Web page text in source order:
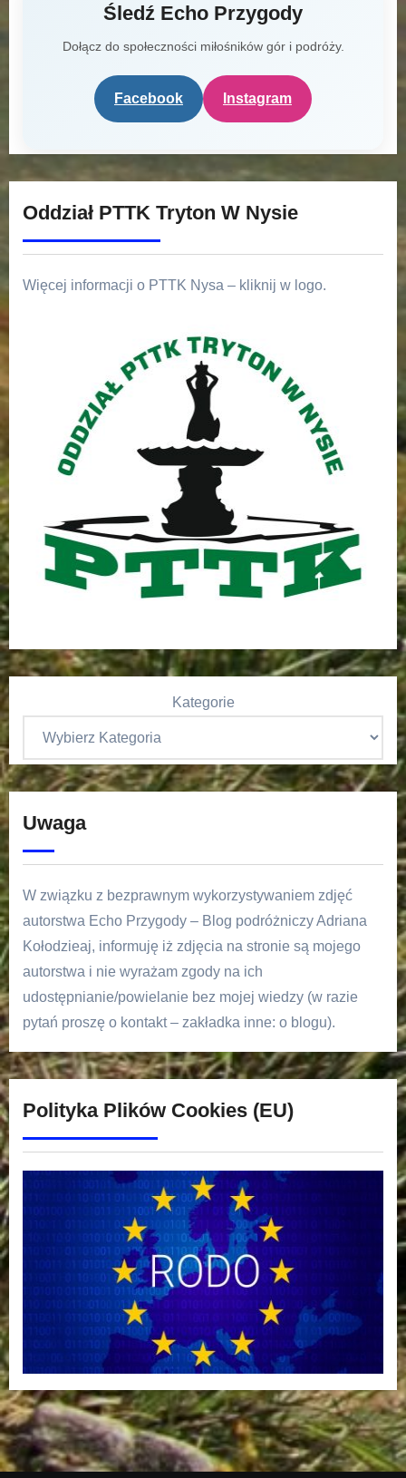
Śledź Echo Przygody
Dołącz do społeczności miłośników gór i podróży.
Facebook Instagram
Oddział PTTK Tryton W Nysie
Więcej informacji o PTTK Nysa – kliknij w logo.
Kategorie
Uwaga
W związku z bezprawnym wykorzystywaniem zdjęć
autorstwa Echo Przygody – Blog podróżniczy Adriana
Kołodzieaj, informuję iż zdjęcia na stronie są mojego
autorstwa i nie wyrażam zgody na ich
udostępnianie/powielanie bez mojej wiedzy (w razie
pytań proszę o kontakt – zakładka inne: o blogu).
Polityka Plików Cookies (EU)